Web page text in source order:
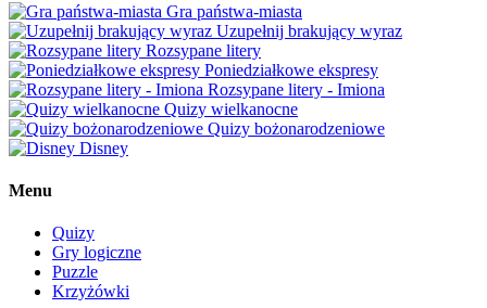
Gra państwa-miasta
Uzupełnij brakujący wyraz
Rozsypane litery
Poniedziałkowe ekspresy
Rozsypane litery - Imiona
Quizy wielkanocne
Quizy bożonarodzeniowe
Disney
Menu
Quizy
Gry logiczne
Puzzle
Krzyżówki